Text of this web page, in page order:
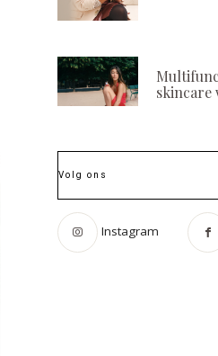
Volg ons
Instagram